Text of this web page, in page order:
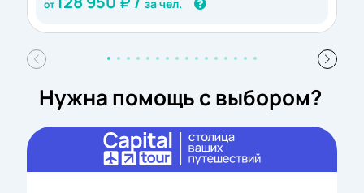
от за чел.
Нужна помощь с выбором?